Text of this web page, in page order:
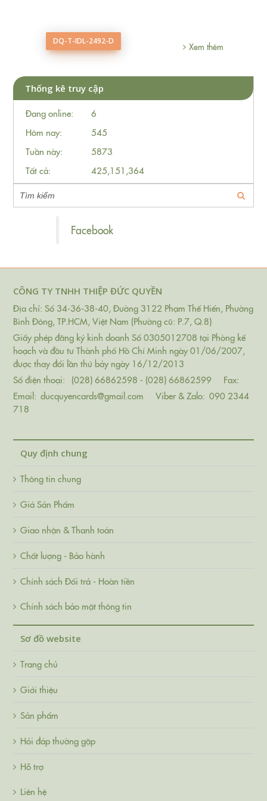
DQ-T-IDL-2492-D Xem thêm
Thống kê truy cập
Đang online:
6
Hôm nay:
545
Tuần này:
5873
Tất cả:
425,151,364
Facebook
CÔNG TY TNHH THIỆP ĐỨC QUYỀN
Địa chỉ: Số 34-36-38-40, Đường 3122 Phạm Thế Hiển, Phường
Bình Đông, TP.HCM, Việt Nam (Phường cũ: P.7, Q.8)
Giấy phép đăng ký kinh doanh Số 0305012708 tại Phòng kế
hoạch và đầu tư Thành phố Hồ Chí Minh ngày 01/06/2007,
được thay đổi lần thứ bảy ngày 16/12/2013
Số điện thoại:
(028) 66862598 - (028) 66862599
Fax:
Email: ducquyencards@gmail.com Viber & Zalo: 090 2344
718
Quy định chung
Thông tin chung
Giá Sản Phẩm
Giao nhận & Thanh toán
Chất lượng - Bảo hành
Chính sách Đổi trả - Hoàn tiền
Chính sách bảo mật thông tin
Sơ đồ website
Trang chủ
Giới thiệu
Sản phẩm
Hỏi đáp thường gặp
Hỗ trợ
Liên hệ